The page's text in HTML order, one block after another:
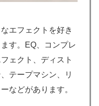
エフェクトを好き
す。EQ、コンプレ
ェクト、ディスト
テープマシン、リ
などがあります。